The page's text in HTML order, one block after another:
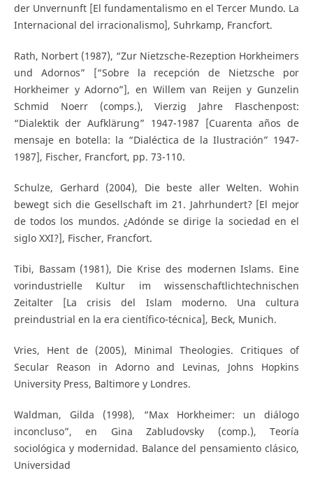
der Unvernunft [El fundamentalismo en el Tercer Mundo. La
Internacional del irracionalismo], Suhrkamp, Francfort.
Rath, Norbert (1987), “Zur Nietzsche-Rezeption Horkheimers
und Adornos” [“Sobre la recepción de Nietzsche por
Horkheimer y Adorno”], en Willem van Reijen y Gunzelin
Schmid Noerr (comps.), Vierzig Jahre Flaschenpost:
“Dialektik der Aufklärung” 1947-1987 [Cuarenta años de
mensaje en botella: la “Dialéctica de la Ilustración” 1947-
1987], Fischer, Francfort, pp. 73-110.
Schulze, Gerhard (2004), Die beste aller Welten. Wohin
bewegt sich die Gesellschaft im 21. Jahrhundert? [El mejor
de todos los mundos. ¿Adónde se dirige la sociedad en el
siglo XXI?], Fischer, Francfort.
Tibi, Bassam (1981), Die Krise des modernen Islams. Eine
vorindustrielle Kultur im wissenschaftlichtechnischen
Zeitalter [La crisis del Islam moderno. Una cultura
preindustrial en la era científico-técnica], Beck, Munich.
Vries, Hent de (2005), Minimal Theologies. Critiques of
Secular Reason in Adorno and Levinas, Johns Hopkins
University Press, Baltimore y Londres.
Waldman, Gilda (1998), “Max Horkheimer: un diálogo
inconcluso”, en Gina Zabludovsky (comp.), Teoría
sociológica y modernidad. Balance del pensamiento clásico,
Universidad